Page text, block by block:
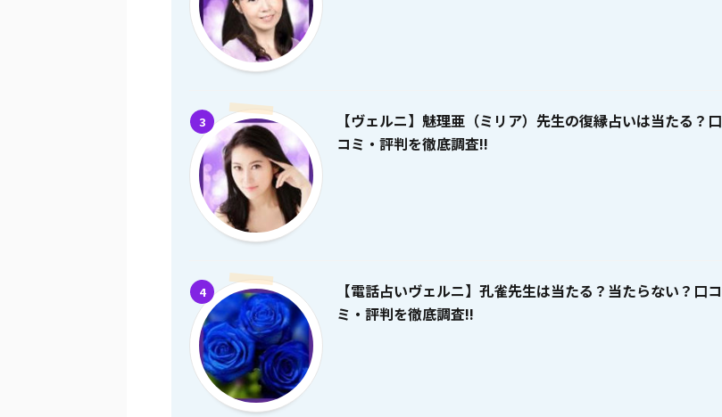
3
【ヴェルニ】魅理亜（ミリア）先生の復縁占いは当たる？口
コミ・評判を徹底調査!!
4
【電話占いヴェルニ】孔雀先生は当たる？当たらない？口コ
ミ・評判を徹底調査!!